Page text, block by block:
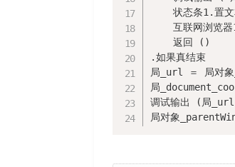
状态条1.置文
互联网浏览器
返回 ()
.如果真结束
局_url ＝ 局对
局
调试输出 (局
局对象